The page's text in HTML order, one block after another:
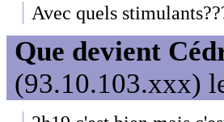
Avec quels
Que devient
(93.10.103.xxx)